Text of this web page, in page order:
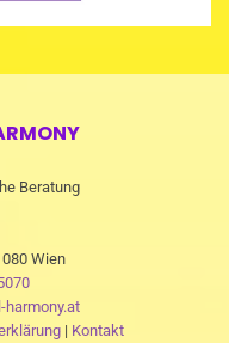
Beratung
Wien
harmony.at
| Kontakt